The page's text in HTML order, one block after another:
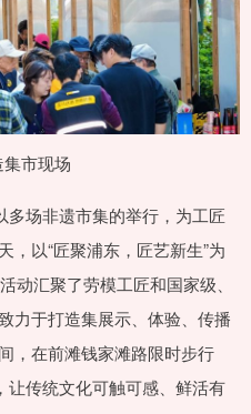
市现场
多场非遗市集的举行，为工匠
，以“匠聚浦东，匠艺新生”为
动汇聚了劳模工匠和国家级、
力于打造集展示、体验、传播
，在前滩钱家滩路限时步行
让传统文化可触可感、鲜活有